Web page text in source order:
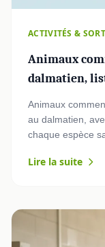
ACTIVITÉS &
Animaux
dalmatien,
Animaux
au dalmatien,
chaque espèce
Lire la suite